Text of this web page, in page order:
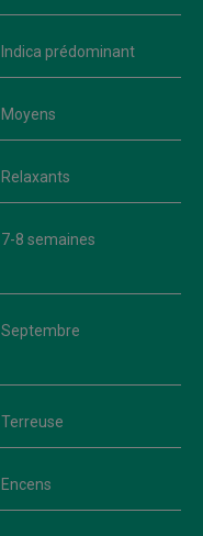
Indica prédominant
Moyens
Relaxants
7-8 semaines
Septembre
Terreuse
Encens